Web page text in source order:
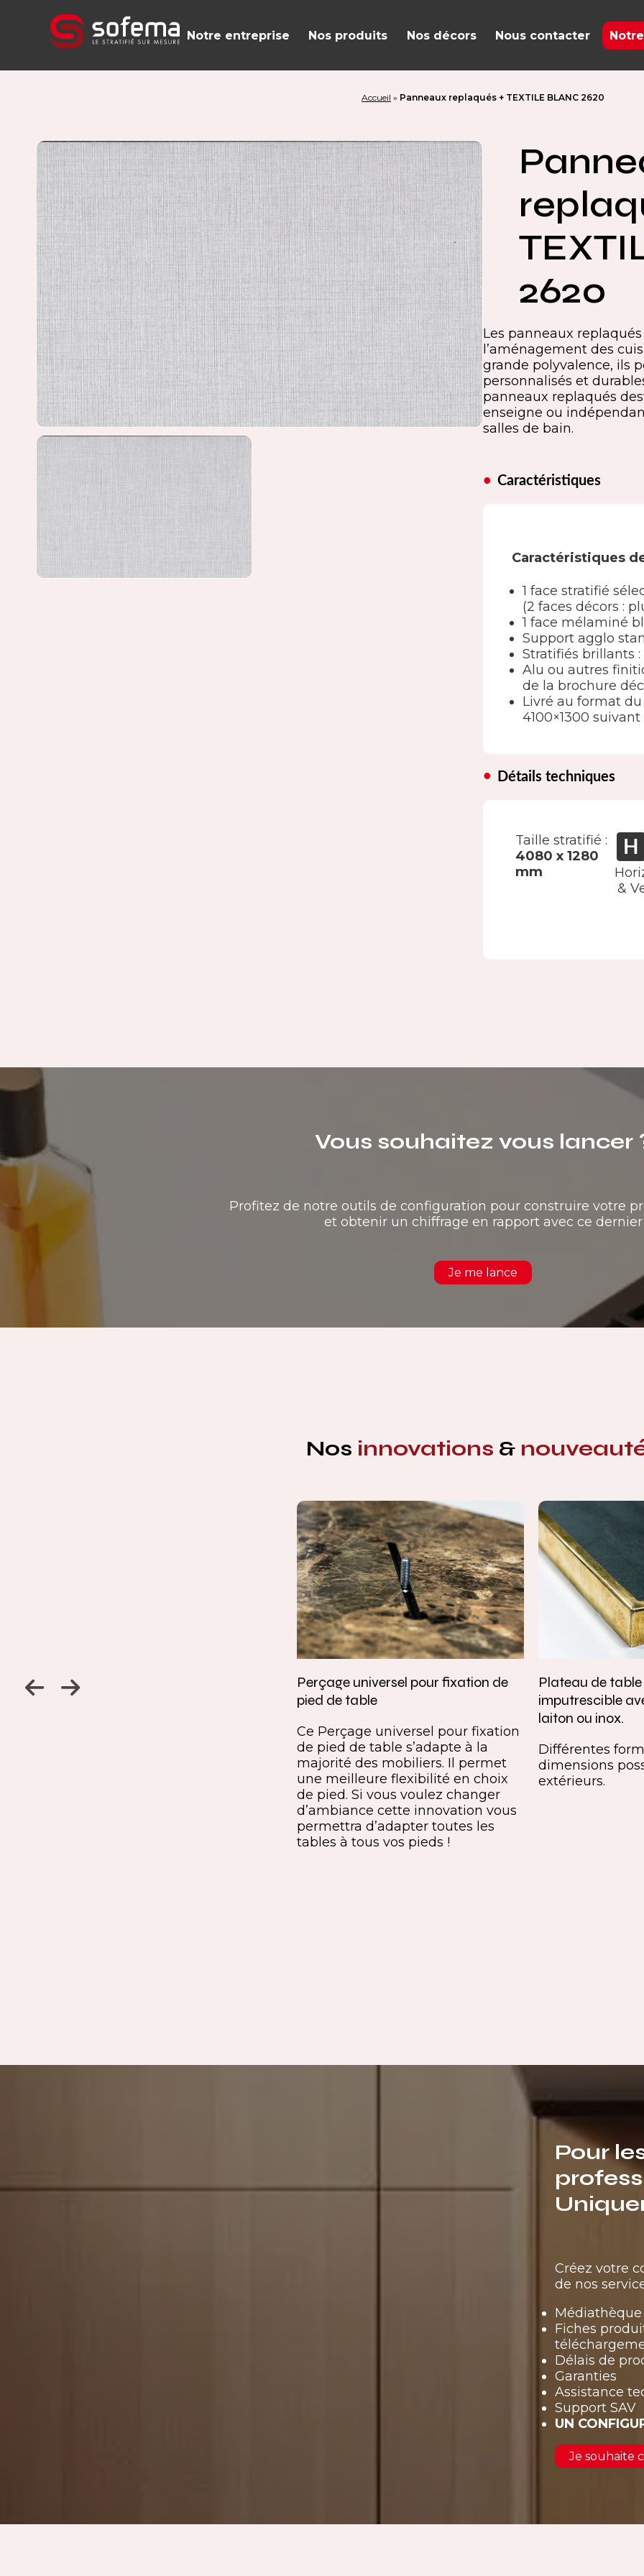
Notre entreprise Nos produits Nos décors Nous contacter
Accueil » Panneaux replaqués + TEXTILE BLANC 2620
2620
Les panneaux
l’aménagement des
grande polyvalence, ils
personnalisés et
panneaux replaqués
enseigne ou
salles de bain.
Caractéristiques
Caractéristiques
1 face stratifié
(2 faces décors :
1 face mélaminé
Support agglo
Stratifiés brillants :
Alu ou autres
de la brochure
Livré au format du
4100×1300
Détails techniques
Taille stratifié :
4080 x 1280
mm
&
Vous souhaitez vous lancer
Profitez de notre outils de configuration pour construire votre
et obtenir un chiffrage en rapport avec ce dernier
Je me lance
Nos innovations &
Jambage à 45
Perçage universel pour fixation de
pied de table
Ce Perçage universel pour fixation
de pied de table s’adapte à la
majorité des mobiliers. Il permet
une meilleure flexibilité en choix
de pied. Si vous voulez changer
d’ambiance cette innovation vous
permettra d’adapter toutes les
tables à tous vos pieds !
Plateau de
imputrescible
laiton ou inox.
Différentes
dimensions
extérieurs.
Pour
Créez votre
de nos
Fiches
Délais de
Garanties
Assistance
Support SAV
UN
Je souhaite